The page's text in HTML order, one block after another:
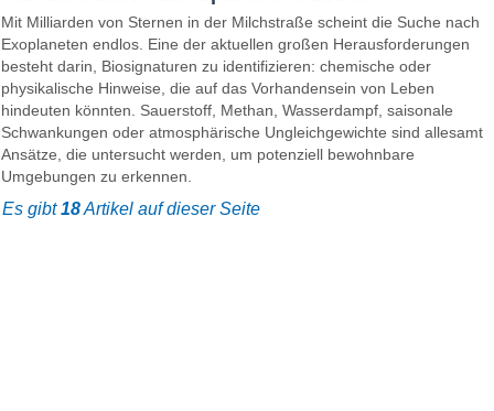
Mit Milliarden von Sternen in der Milchstraße scheint die Suche nach
Exoplaneten endlos. Eine der aktuellen großen Herausforderungen
besteht darin, Biosignaturen zu identifizieren: chemische oder
physikalische Hinweise, die auf das Vorhandensein von Leben
hindeuten könnten. Sauerstoff, Methan, Wasserdampf, saisonale
Schwankungen oder atmosphärische Ungleichgewichte sind allesamt
Ansätze, die untersucht werden, um potenziell bewohnbare
Umgebungen zu erkennen.
Es gibt18Artikel auf dieser Seite